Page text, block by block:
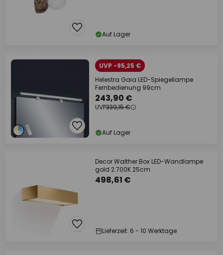
Auf Lager
UVP -95,25 €
Helestra Gaia LED-Spiegellampe
Fernbedienung 99cm
243,90 €
UVP339,15 €
Auf Lager
Decor Walther Box LED-Wandlampe
gold 2.700K 25cm
498,61 €
Lieferzeit: 6 - 10 Werktage